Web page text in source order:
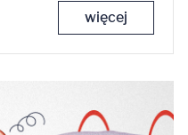
więcej